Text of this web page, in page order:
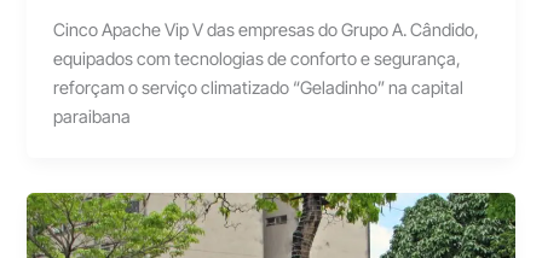
Cinco Apache Vip V das empresas do Grupo A. Cândido,
equipados com tecnologias de conforto e segurança,
reforçam o serviço climatizado “Geladinho” na capital
paraibana